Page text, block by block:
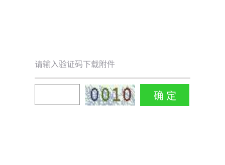
请输入验证码下载附件